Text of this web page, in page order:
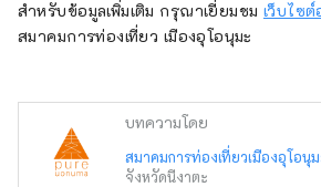
สำหรับข้อมูลเพิ่มเติม กรุณาเยี่ยมชม เว็บไซ
สมาคมการท่องเที่ยว เมืองอุโอนุมะ
บทความโดย
สมาคมการท่องเที่ยวเมืองอุโอนุ
จังหวัดนีงาตะ